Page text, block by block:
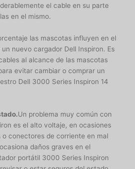
el cable en su parte
en el mismo.
las mascotas influyen en el
nuevo cargador Dell Inspiron. Es
al alcance de las mascotas
evitar cambiar o comprar un
Dell 3000 Series Inspiron 14
Un problema muy común con
es el alto voltaje, en ocasiones
conectores de corriente en mal
daños graves en el
portátil 3000 Series Inspiron